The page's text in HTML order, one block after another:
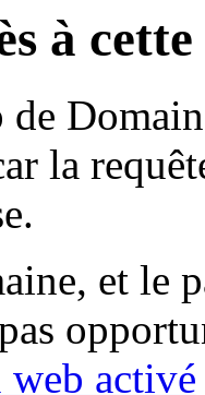
à
la
et le
web activé